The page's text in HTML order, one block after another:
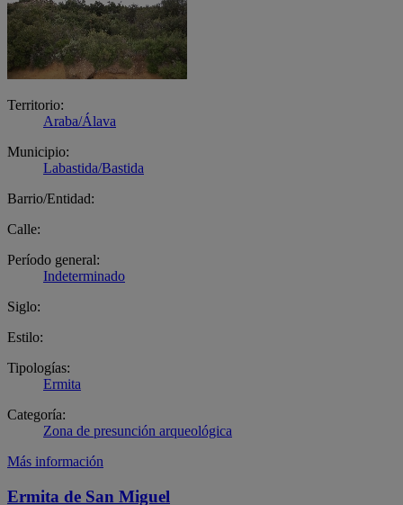
Territorio:
Araba/Álava
Municipio:
Labastida/Bastida
Barrio/Entidad:
Calle:
Período general:
Indeterminado
Siglo:
Estilo:
Tipologías:
Ermita
Categoría:
Zona de presunción arqueológica
Más información
Ermita de San Miguel